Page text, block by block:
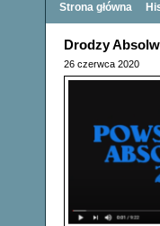
Strona główna
Drodzy
26 czerwca 2020